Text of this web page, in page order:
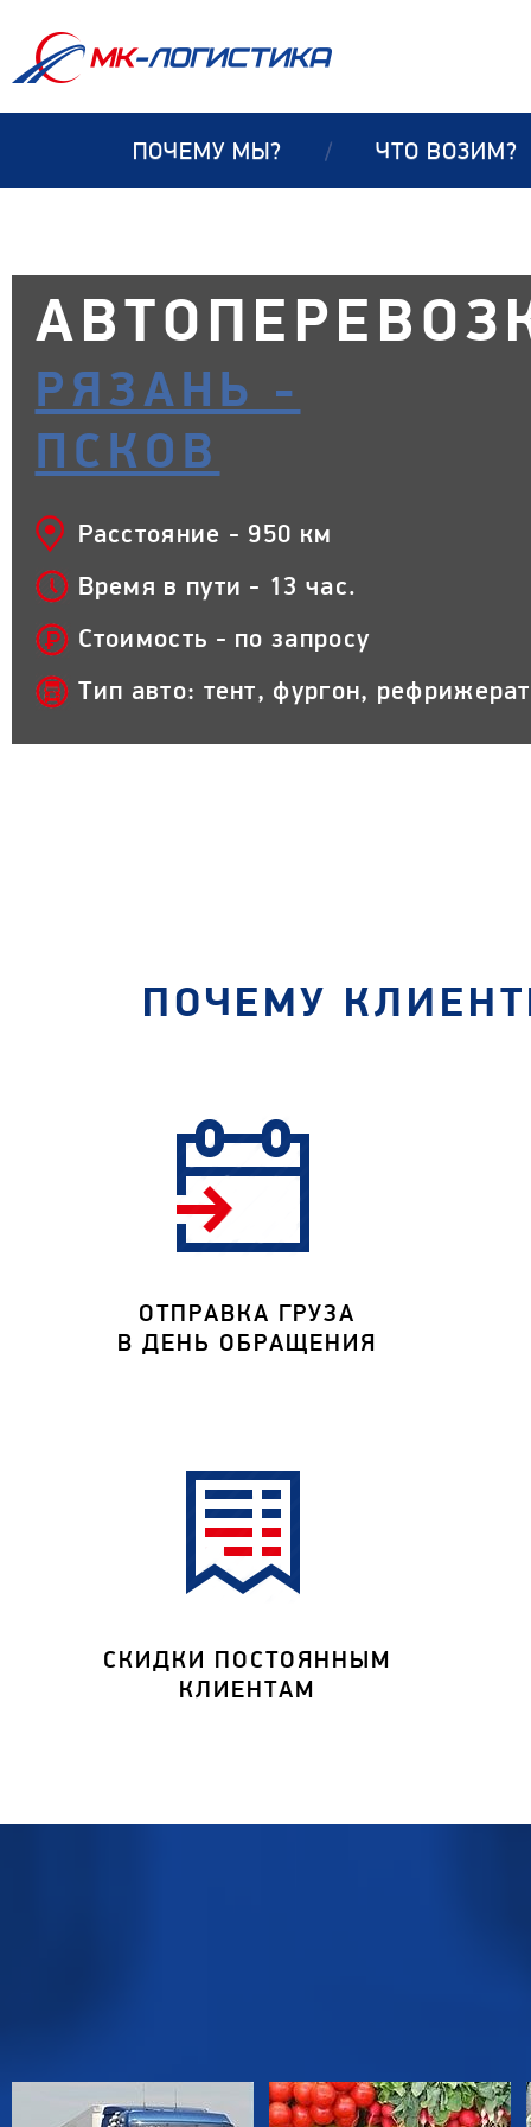
ПОЧЕМУ МЫ? / ЧТО ВОЗИМ?
РЯЗАНЬ -
ПСКОВ
Расстояние - 950 км
Время в пути - 13 час.
Стоимость - по запросу
Тип авто: тент, фургон,
ПОЧЕМУ
ОТПРАВКА ГРУЗА
В ДЕНЬ ОБРАЩЕНИЯ
СКИДКИ ПОСТОЯННЫМ
КЛИЕНТАМ